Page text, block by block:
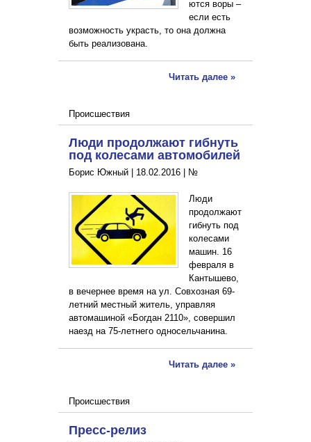
ются воры –
если есть
возможность украсть, то она должна
быть реализована.
Читать далее »
Происшествия
Люди продолжают гибнуть
под колесами автомобилей
Борис Южный | 18.02.2016 №
Люди
продолжают
гибнуть под
колесами
машин. 16
февраля в
Кантышево,
в вечернее время на ул. Совхозная 69-
летний местный житель, управляя
автомашиной «Богдан 2110», совершил
наезд на 75-летнего односельчанина.
Читать далее »
Происшествия
Пресс-релиз